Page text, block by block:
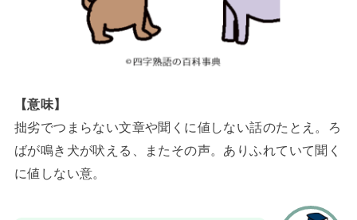
【意味】
拙劣でつまらない文章や聞くに値しない話のたとえ。ろ
ばが鳴き犬が吠える、またその声。ありふれていて聞く
に値しない意。